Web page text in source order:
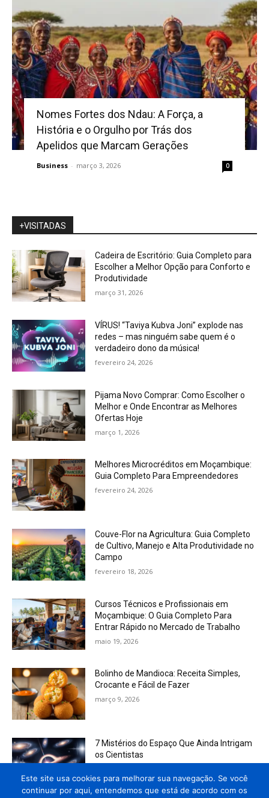
Nomes Fortes dos Ndau: A Força, a
História e o Orgulho por Trás dos
Apelidos que Marcam Gerações
Business - março 3, 2026 0
+VISITADAS
Cadeira de Escritório: Guia Completo para
Escolher a Melhor Opção para Conforto e
Produtividade
março 31, 2026
VÍRUS! “Taviya Kubva Joni” explode nas
redes – mas ninguém sabe quem é o
verdadeiro dono da música!
fevereiro 24, 2026
Pijama Novo Comprar: Como Escolher o
Melhor e Onde Encontrar as Melhores
Ofertas Hoje
março 1, 2026
Melhores Microcréditos em Moçambique:
Guia Completo Para Empreendedores
fevereiro 24, 2026
Couve-Flor na Agricultura: Guia Completo
de Cultivo, Manejo e Alta Produtividade no
Campo
fevereiro 18, 2026
Cursos Técnicos e Profissionais em
Moçambique: O Guia Completo Para
Entrar Rápido no Mercado de Trabalho
maio 19, 2026
Bolinho de Mandioca: Receita Simples,
Crocante e Fácil de Fazer
março 9, 2026
7 Mistérios do Espaço Que Ainda Intrigam
os Cientistas
Este site usa cookies para melhorar sua navegação. Se você
continuar por aqui, entendemos que está de acordo com os